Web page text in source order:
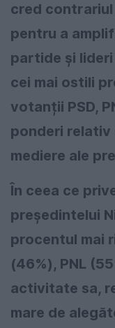
cred contrariul
pentru a
partide și
cei mai ostili
votanții PSD,
ponderi relativ
mediere ale
În ceea ce
președintelui
procentul mai
(46%), PNL
activitate sa,
mare de